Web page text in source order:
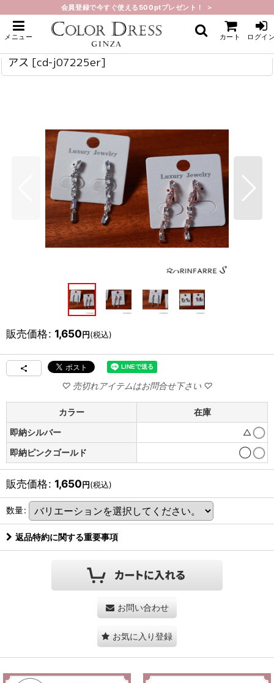
会員登録で今すぐ使える500ptプレゼント！ ＞
メニュー カート ログイ
ホーム > ジュエリー > [ジュエリー][ピアス] 揺れる・長方形・ストーン・ピアス
[ジュエリー][ピアス] 揺れる・長方形・ストーン・ピ
アス [cd-j07225er]
販売価格: 1,650円(税込)
カラー
在庫
即納シルバー
△
即納ピンクゴールド
◯
販売価格: 1,650円(税込)
数量:
返品特約に関する重要事項
お問い合わせ
お気に入り登録